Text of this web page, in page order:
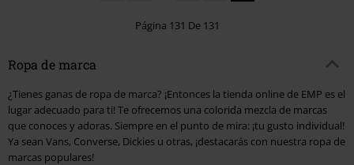
Página 131 De 131
Ropa de marca
¿Tienes ganas de ropa de marca? ¡Entonces la tienda online de EMP es el
lugar adecuado para ti! Te ofrecemos una colorida mezcla de marcas
que conoces y adoras. Siempre en el punto de mira: ¡tu gusto individual!
Ya sean Vans, Converse, Dickies u otras, ¡destacarás con nuestra ropa de
marcas populares!